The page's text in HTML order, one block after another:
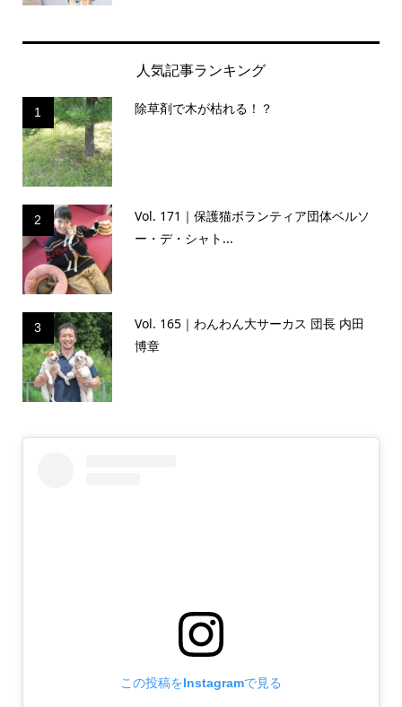
人気記事ランキング
1 除草剤で木が枯れる！？
2
Vol. 171｜保護猫ボランティア団体ベルソ
ー・デ・シャト...
3
Vol. 165｜わんわん大サーカス 団長 内田
博章
この投稿をInstagramで見る